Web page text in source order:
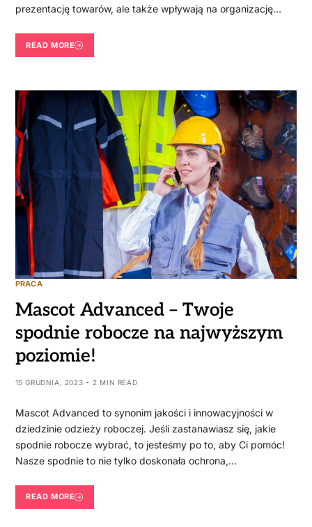
prezentację towarów, ale także wpływają na organizację…
READ MORE
PRACA
Mascot Advanced – Twoje
spodnie robocze na najwyższym
poziomie!
15 GRUDNIA, 2023 2 MIN READ
Mascot Advanced to synonim jakości i innowacyjności w
dziedzinie odzieży roboczej. Jeśli zastanawiasz się, jakie
spodnie robocze wybrać, to jesteśmy po to, aby Ci pomóc!
Nasze spodnie to nie tylko doskonała ochrona,…
READ MORE